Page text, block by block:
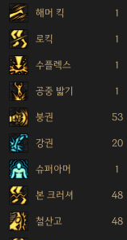
해머 킥 1
로킥 1
수플렉스 1
공중 밟기 1
붕권 53
강권 20
슈퍼아머 1
본 크러셔 48
철산고 48